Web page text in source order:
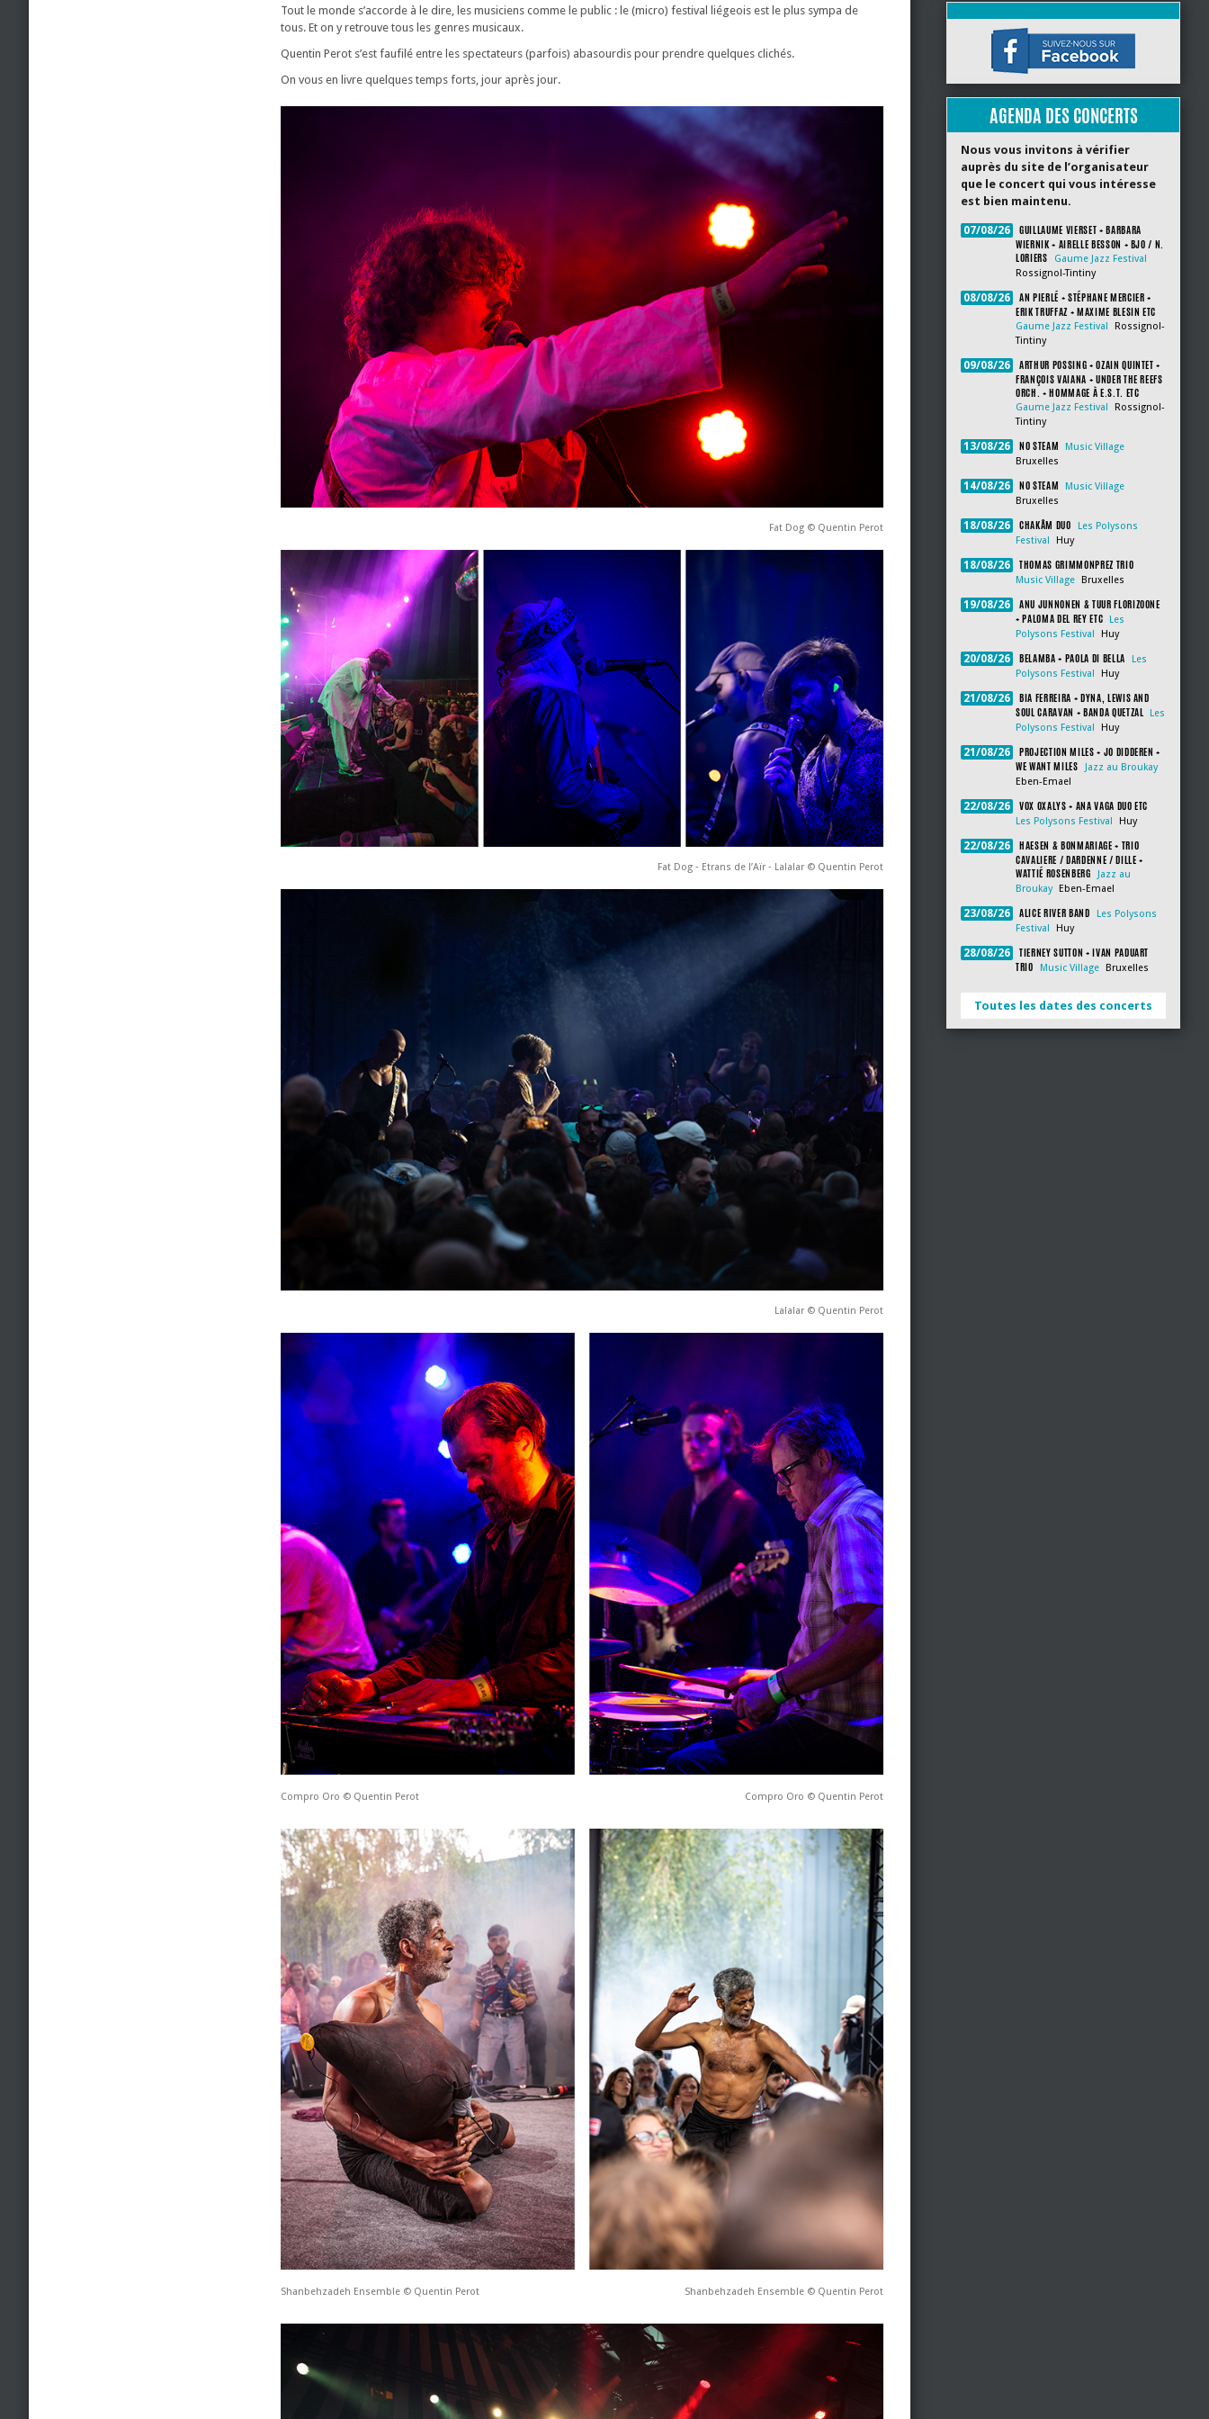
Tout le monde s’accorde à le dire, les musiciens comme le public : le (micro) festival liégeois est le plus sympa de
tous. Et on y retrouve tous les genres musicaux.
Quentin Perot s’est faufilé entre les spectateurs (parfois) abasourdis pour prendre quelques clichés.
On vous en livre quelques temps forts, jour après jour.
Fat Dog © Quentin Perot
Fat Dog ‐ Etrans de l’Aïr ‐ Lalalar © Quentin Perot
Lalalar © Quentin Perot
Compro Oro © Quentin Perot Compro Oro © Quentin Perot
Shanbehzadeh Ensemble © Quentin Perot Shanbehzadeh Ensemble © Quentin Perot
AGENDA DES CONCERTS
Nous vous invitons à vérifier
auprès du site de l’organisateur
que le concert qui vous intéresse
est bien maintenu.
07/08/26
GUILLAUME VIERSET + BARBARA
WIERNIK + AIRELLE BESSON + BJO / N.
LORIERS
Gaume Jazz Festival
Rossignol-Tintiny
08/08/26
AN PIERLÉ + STÉPHANE MERCIER +
ERIK TRUFFAZ + MAXIME BLESIN ETC
Gaume Jazz Festival
Rossignol-
Tintiny
09/08/26
ARTHUR POSSING + OZAIN QUINTET +
FRANÇOIS VAIANA + UNDER THE REEFS
ORCH. + HOMMAGE À E.S.T. ETC
Gaume Jazz Festival
Rossignol-
Tintiny
13/08/26 NO STEAM
Music Village
Bruxelles
14/08/26 NO STEAM
Music Village
Bruxelles
18/08/26 CHAKÂM DUO
Les Polysons
Festival
Huy
18/08/26 THOMAS GRIMMONPREZ TRIO
Music Village Bruxelles
19/08/26
ANU JUNNONEN & TUUR FLORIZOONE
+ PALOMA DEL REY ETC
Les
Polysons Festival
Huy
20/08/26 BELAMBA + PAOLA DI BELLA
Les
Polysons Festival
Huy
21/08/26
BIA FERREIRA + DYNA, LEWIS AND
SOUL CARAVAN + BANDA QUETZAL
Les
Polysons Festival
Huy
21/08/26
PROJECTION MILES + JO DIDDEREN +
WE WANT MILES
Jazz au Broukay
Eben-Emael
22/08/26 VOX OXALYS + ANA VAGA DUO ETC
Les Polysons Festival Huy
22/08/26
HAESEN & BONMARIAGE + TRIO
CAVALIERE / DARDENNE / DILLE +
WATTIÉ ROSENBERG
Jazz au
Broukay
Eben-Emael
23/08/26 ALICE RIVER BAND
Les Polysons
Festival
Huy
28/08/26
TIERNEY SUTTON + IVAN PADUART
TRIO
Music Village Bruxelles
Toutes les dates des concerts